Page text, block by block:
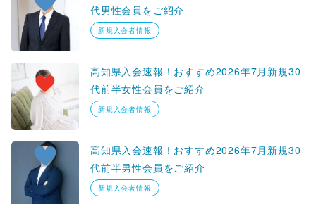
代男性会員をご紹介
新規入会者情報
高知県入会速報！おすすめ2026年7月新規30
代前半女性会員をご紹介
新規入会者情報
高知県入会速報！おすすめ2026年7月新規30
代前半男性会員をご紹介
新規入会者情報